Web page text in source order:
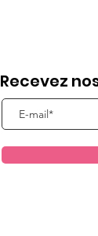
Recevez